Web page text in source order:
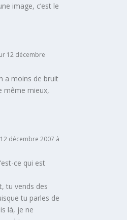
image, c’est le
12 décembre
a moins de bruit
même mieux,
décembre 2007 à
ce qui est
tu vends des
tu parles de
là, je ne